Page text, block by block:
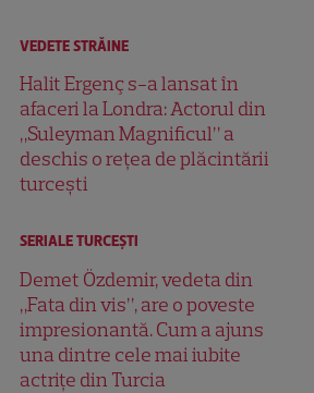
VEDETE STRĂINE
Halit Ergenç s-a lansat în
afaceri la Londra: Actorul din
„Suleyman Magnificul” a
deschis o rețea de plăcintării
turcești
SERIALE TURCEŞTI
Demet Özdemir, vedeta din
„Fata din vis”, are o poveste
impresionantă. Cum a ajuns
una dintre cele mai iubite
actrițe din Turcia